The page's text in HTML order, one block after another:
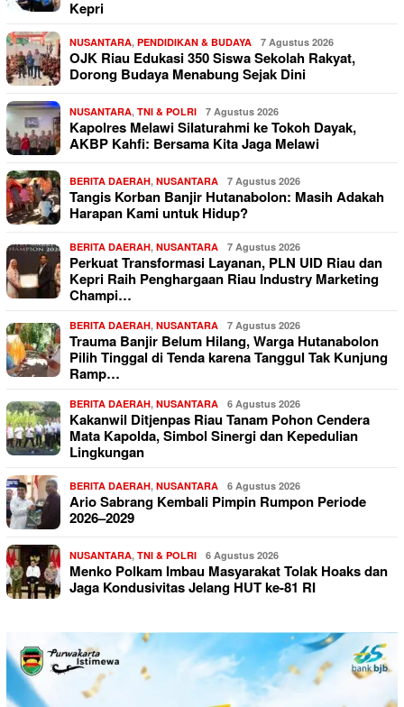
Kepri
NUSANTARA, PENDIDIKAN & BUDAYA 7 Agustus 2026
OJK Riau Edukasi 350 Siswa Sekolah Rakyat,
Dorong Budaya Menabung Sejak Dini
NUSANTARA, TNI & POLRI 7 Agustus 2026
Kapolres Melawi Silaturahmi ke Tokoh Dayak,
AKBP Kahfi: Bersama Kita Jaga Melawi
BERITA DAERAH, NUSANTARA 7 Agustus 2026
Tangis Korban Banjir Hutanabolon: Masih Adakah
Harapan Kami untuk Hidup?
BERITA DAERAH, NUSANTARA 7 Agustus 2026
Perkuat Transformasi Layanan, PLN UID Riau dan
Kepri Raih Penghargaan Riau Industry Marketing
Champi…
BERITA DAERAH, NUSANTARA 7 Agustus 2026
Trauma Banjir Belum Hilang, Warga Hutanabolon
Pilih Tinggal di Tenda karena Tanggul Tak Kunjung
Ramp…
BERITA DAERAH, NUSANTARA 6 Agustus 2026
Kakanwil Ditjenpas Riau Tanam Pohon Cendera
Mata Kapolda, Simbol Sinergi dan Kepedulian
Lingkungan
BERITA DAERAH, NUSANTARA 6 Agustus 2026
Ario Sabrang Kembali Pimpin Rumpon Periode
2026–2029
NUSANTARA, TNI & POLRI 6 Agustus 2026
Menko Polkam Imbau Masyarakat Tolak Hoaks dan
Jaga Kondusivitas Jelang HUT ke-81 RI